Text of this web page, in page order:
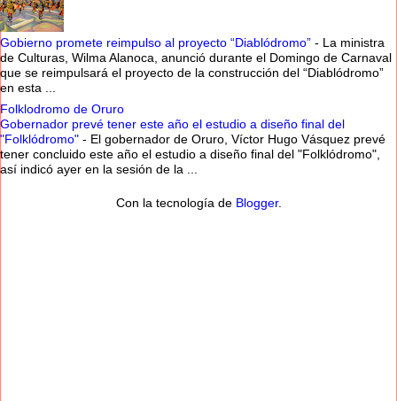
Gobierno promete reimpulso al proyecto “Diablódromo” - La ministra
de Culturas, Wilma Alanoca, anunció durante el Domingo de Carnaval
que se reimpulsará el proyecto de la construcción del “Diablódromo”
en esta ...
Folklodromo de Oruro
Gobernador prevé tener este año el estudio a diseño final del
"Folklódromo" - El gobernador de Oruro, Víctor Hugo Vásquez prevé
tener concluido este año el estudio a diseño final del "Folklódromo",
así indicó ayer en la sesión de la ...
Con la tecnología de Blogger.